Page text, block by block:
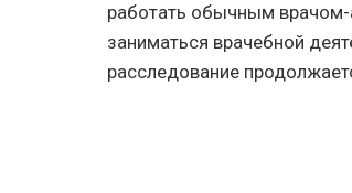
работать обычным
заниматься врачебной
расследование